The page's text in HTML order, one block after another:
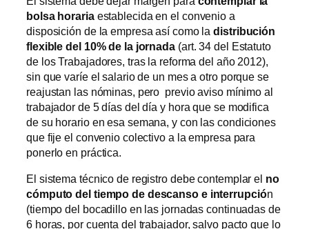
bolsa horariaestablecida en el convenio a
disposición de la empresa así como ladistribución
flexible del 10% de la jornada (art. 34 del Estatuto
de los Trabajadores, tras la reforma del año 2012),
sin que varíe el salario de un mes a otro porque se
reajustan las nóminas, pero previo aviso mínimo al
trabajador de 5 días del día y hora que se modifica
de su horario en esa semana, y con las condiciones
que fije el convenio colectivo a la empresa para
ponerlo en práctica.
El sistema técnico de registro debe contemplar el no
cómputo del tiempo de descanso e interrupción
(tiempo del bocadillo en las jornadas continuadas de
6 horas, por cuenta del trabajador, salvo pacto que lo